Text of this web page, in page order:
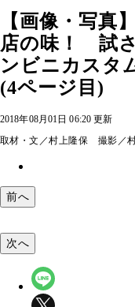
【画像・写真
店の味！ 試
ンビニカスタ
(4ページ目)
2018年08月01日 06:20 更新
取材・文／村上隆保 撮影／
前へ
次へ